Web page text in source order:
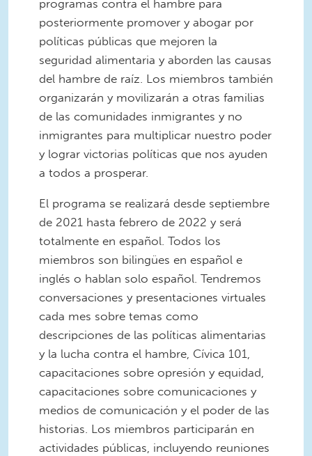
programas contra el hambre para
posteriormente promover y abogar por
políticas públicas que mejoren la
seguridad alimentaria y aborden las causas
del hambre de raíz. Los miembros también
organizarán y movilizarán a otras familias
de las comunidades inmigrantes y no
inmigrantes para multiplicar nuestro poder
y lograr victorias políticas que nos ayuden
a todos a prosperar.
El programa se realizará desde septiembre
de 2021 hasta febrero de 2022 y será
totalmente en español. Todos los
miembros son bilingües en español e
inglés o hablan solo español. Tendremos
conversaciones y presentaciones virtuales
cada mes sobre temas como
descripciones de las políticas alimentarias
y la lucha contra el hambre, Cívica 101,
capacitaciones sobre opresión y equidad,
capacitaciones sobre comunicaciones y
medios de comunicación y el poder de las
historias. Los miembros participarán en
actividades públicas, incluyendo reuniones